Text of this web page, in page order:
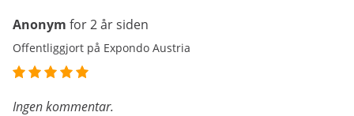
Anonym for 2 år siden
Offentliggjort på Expondo Austria
Ingen kommentar.